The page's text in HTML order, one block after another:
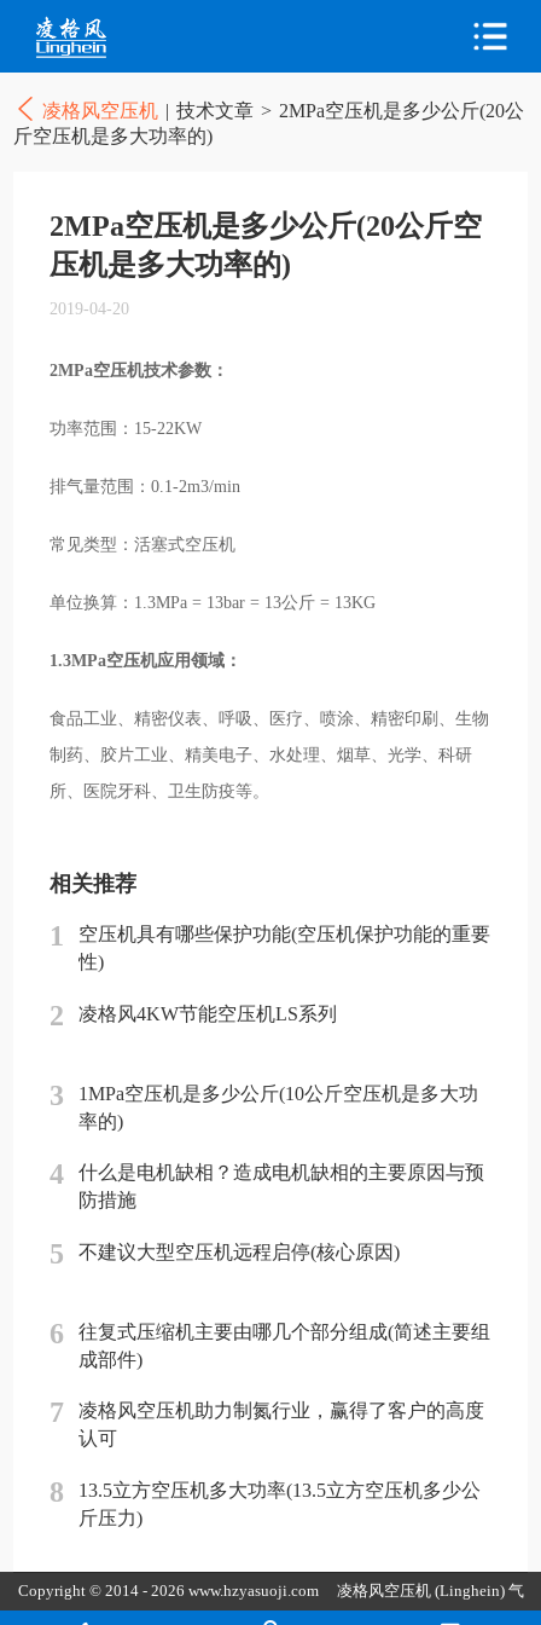
凌格风空压机 | 技术文章 > 2MPa空压机是多少公斤(20公
斤空压机是多大功率的)
2MPa空压机是多少公斤(20公斤空
压机是多大功率的)
2019-04-20
2MPa空压机技术参数：
功率范围：15-22KW
排气量范围：0.1-2m3/min
常见类型：活塞式空压机
单位换算：1.3MPa = 13bar = 13公斤 = 13KG
1.3MPa空压机应用领域：
食品工业、精密仪表、呼吸、医疗、喷涂、精密印刷、生物
制药、胶片工业、精美电子、水处理、烟草、光学、科研
所、医院牙科、卫生防疫等。
相关推荐
1
空压机具有哪些保护功能(空压机保护功能的重要
性)
2 凌格风4KW节能空压机LS系列
3
1MPa空压机是多少公斤(10公斤空压机是多大功
率的)
4
什么是电机缺相？造成电机缺相的主要原因与预
防措施
5 不建议大型空压机远程启停(核心原因)
6
往复式压缩机主要由哪几个部分组成(简述主要组
成部件)
7
凌格风空压机助力制氮行业，赢得了客户的高度
认可
8
13.5立方空压机多大功率(13.5立方空压机多少公
斤压力)
Copyright © 2014 - 2026 www.hzyasuoji.com 凌格风空压机 (Linghein) 气